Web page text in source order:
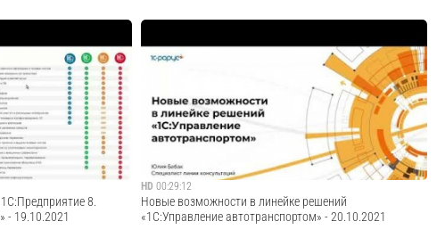
года на тему
— новые возможности
Программа вебинара:
решений «1C:Управление
Артем Блинов, Руководитель направления решений для
транспорта и логистических компаний «1С-Рарус»,
выступил на заседании отраслевой рабочей группы
«Транспортная инфраструктура» в рамках форума о
цифровой трансформации в образовании, бизнесе...
Cмотреть видео
8.
- 19.10.2021
HD 00:29:12
Новые возможности в линейке решений
«1С:Управление автотранспортом» - 20.10.2021